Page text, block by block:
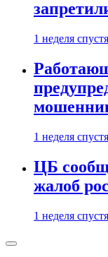
1 неделя спустя
1 неделя спустя
ЦБ
жалоб
1 неделя спустя